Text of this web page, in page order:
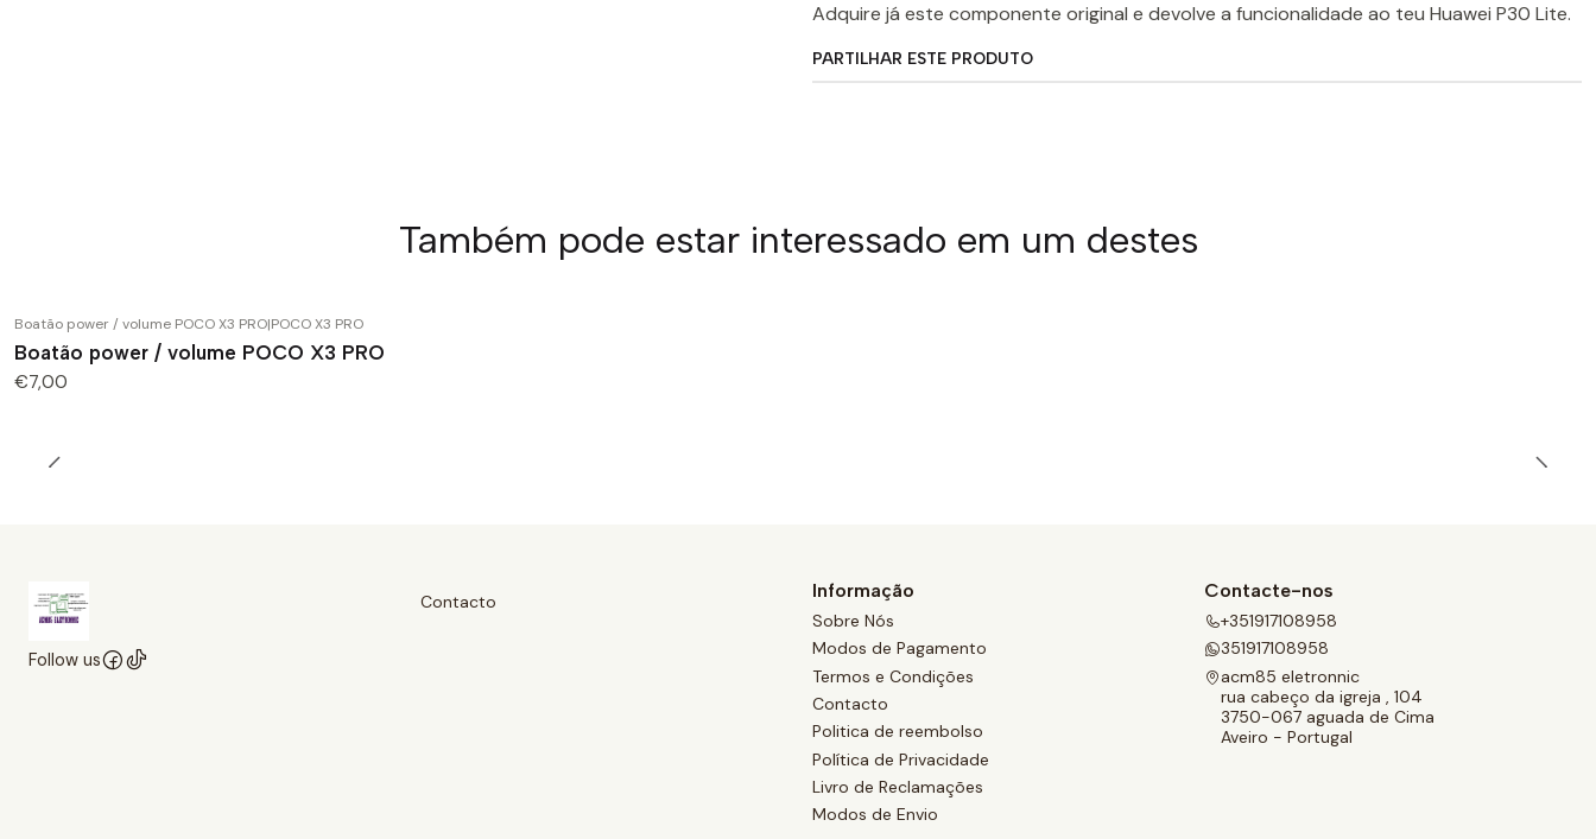
Adquire já este componente original e devolve a funcionalidade ao teu Huawei P30 Lite.
PARTILHAR ESTE PRODUTO
Também pode estar interessado em um destes
Boatão power / volume POCO X3 PRO|POCO X3 PRO
Boatão power / volume POCO X3 PRO
€7,00
Follow us
Contacto
Informação
Sobre Nós
Modos de Pagamento
Termos e Condições
Contacto
Politica de reembolso
Política de Privacidade
Livro de Reclamações
Modos de Envio
Contacte-nos
+351917108958
351917108958
acm85 eletronnic
rua cabeço da igreja , 104
3750-067 aguada de Cima
Aveiro - Portugal